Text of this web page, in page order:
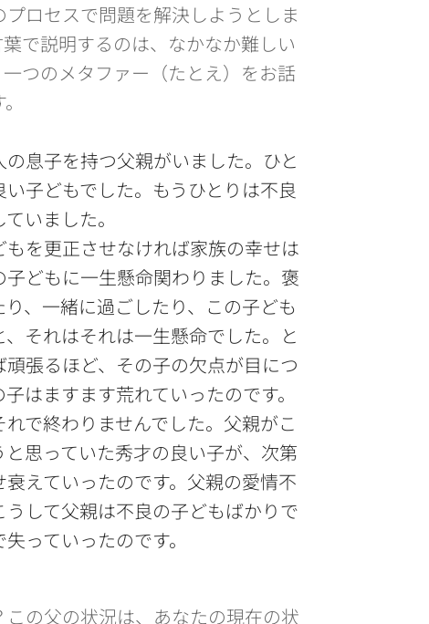
ロセスで問題を解決しようとしま
で説明するのは、なかなか難しい
つのメタファー（たとえ）をお話
息子を持つ父親がいました。ひと
子どもでした。もうひとりは不良
いました。
を更正させなければ家族の幸せは
どもに一生懸命関わりました。褒
、一緒に過ごしたり、この子ども
それはそれは一生懸命でした。と
張るほど、その子の欠点が目につ
はますます荒れていったのです。
で終わりませんでした。父親がこ
思っていた秀才の良い子が、次第
えていったのです。父親の愛情不
して父親は不良の子どもばかりで
っていったのです。
の父の状況は、あなたの現在の状